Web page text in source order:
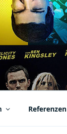
Referenzen